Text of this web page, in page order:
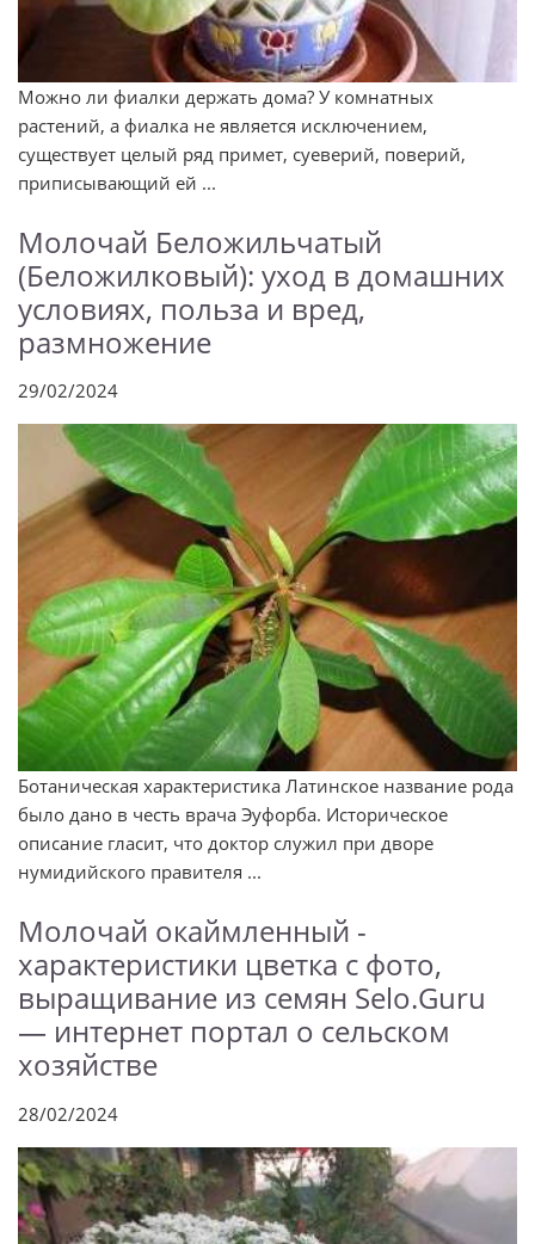
Можно ли фиалки держать дома? У комнатных
растений, а фиалка не является исключением,
существует целый ряд примет, суеверий, поверий,
приписывающий ей ...
Молочай Беложильчатый
(Беложилковый): уход в домашних
условиях, польза и вред,
размножение
29/02/2024
Ботаническая характеристика Латинское название рода
было дано в честь врача Эуфорба. Историческое
описание гласит, что доктор служил при дворе
нумидийского правителя ...
Молочай окаймленный -
характеристики цветка с фото,
выращивание из семян Selo.Guru
— интернет портал о сельском
хозяйстве
28/02/2024